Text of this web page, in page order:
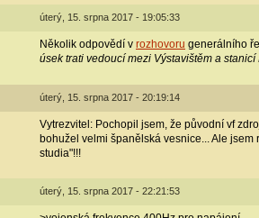
úterý, 15. srpna 2017 - 19:05:33
Několik odpovědí v rozhovoru generálního
úsek trati vedoucí mezi Výstavištěm a
úterý, 15. srpna 2017 - 20:19:14
Vytrezvitel: Pochopil jsem, že původní vf
bohužel velmi španělská vesnice... Ale
studia"!!!
úterý, 15. srpna 2017 - 22:21:53